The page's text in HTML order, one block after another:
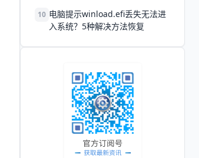
10 电脑提示winload.efi丢失无法进
入系统？5种解决方法恢复